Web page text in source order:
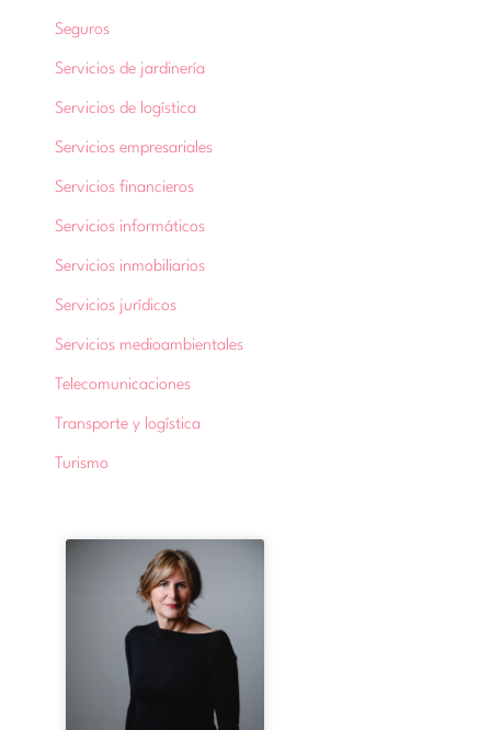
Seguros
Servicios de jardinería
Servicios de logística
Servicios empresariales
Servicios financieros
Servicios informáticos
Servicios inmobiliarios
Servicios jurídicos
Servicios medioambientales
Telecomunicaciones
Transporte y logística
Turismo